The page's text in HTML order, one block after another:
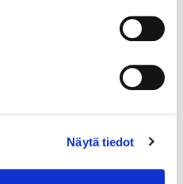
Näytä tiedot
OHJEITA
PAIKAN
Kaikki
katsojat
kulkevat
Pasilan
pääovesta,